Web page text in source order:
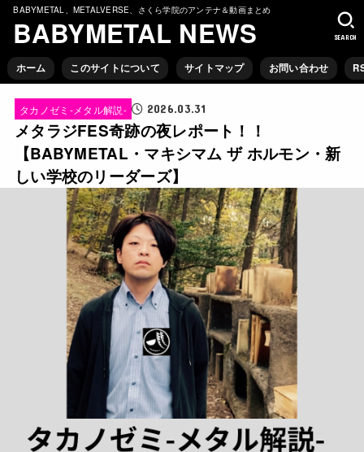
BABYMETAL、METALVERSE、さくら学院のアンテナ＆動画まとめ
BABYMETAL NEWS
ホーム このサイトについて サイトマップ お問い合わせ
SEARCH
タカノゼミ-メタル解説- 2026.03.31
メタラジFES奇跡の夜レポート！！
【BABYMETAL・マキシマム ザ ホルモン・新
しい学校のリーダーズ】